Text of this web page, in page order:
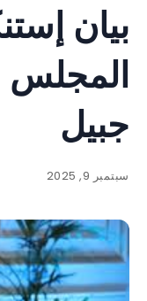
بيان
المجلس
جبيل
سبتمبر 9, 2025